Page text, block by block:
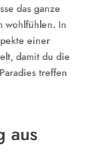
das ganze
wohlfühlen. In
einer
damit du die
treffen
aus